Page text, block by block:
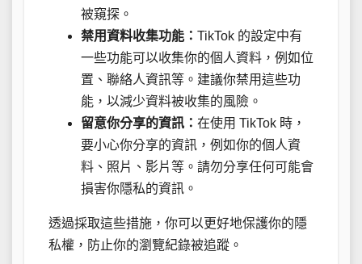
被窺探。
禁用資料收集功能： TikTok 的設定中有
一些功能可以收集你的個人資料，例如位
置、聯絡人資訊等。建議你禁用這些功
能，以減少資料被收集的風險。
留意你分享的資訊： 在使用 TikTok 時，
要小心你分享的資訊，例如你的個人資
料、照片、影片等。請勿分享任何可能會
損害你隱私的資訊。
透過採取這些措施，你可以更好地保護你的隱
私權，防止你的瀏覽紀錄被追蹤。